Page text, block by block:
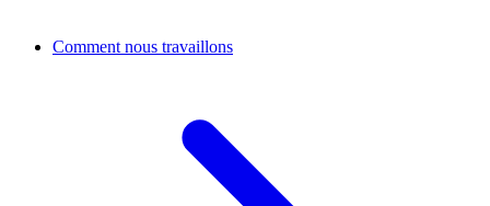
Comment nous travaillons